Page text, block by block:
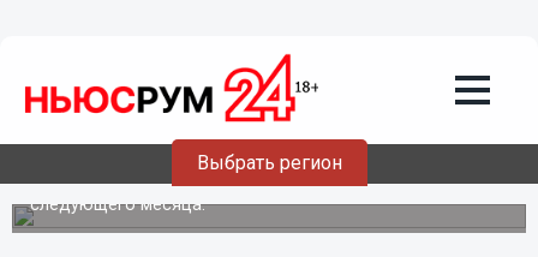
Выбрать регион
С октября в Нижегородской области за
электричество нужно платить «месяц
в месяц»
Теперь, по закону, снимать показания счетчика за
электричество нужно с 23 по 26 числа каждого месяца.
При этом произвести оплату нужно будет с 1 по 10 числа
следующего месяца.